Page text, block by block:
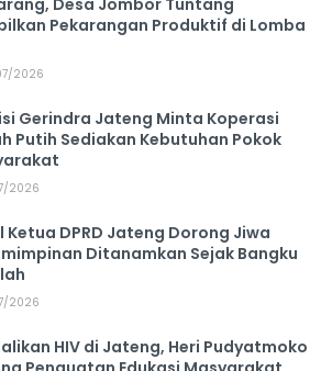
Pekarangan Produktif di Lomba
2026
Gerindra Jateng Minta Koperasi
Putih Sediakan Kebutuhan Pokok
2026
Ketua DPRD Jateng Dorong Jiwa
Ditanamkan Sejak Bangku
2026
HIV di Jateng, Heri Pudyatmoko